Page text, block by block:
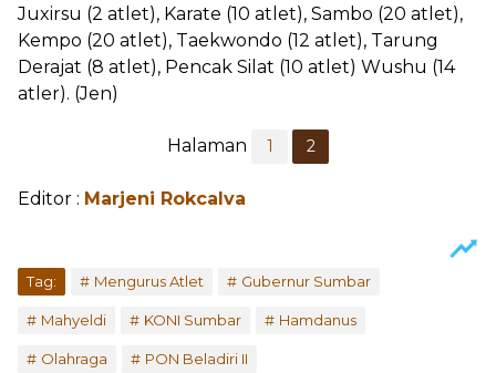
Juxirsu (2 atlet), Karate (10 atlet), Sambo (20 atlet),
Kempo (20 atlet), Taekwondo (12 atlet), Tarung
Derajat (8 atlet), Pencak Silat (10 atlet) Wushu (14
atler). (Jen)
Halaman 1 2
Editor : Marjeni Rokcalva
Tag: Mengurus Atlet Gubernur Sumbar
Mahyeldi KONI Sumbar Hamdanus
Olahraga PON Beladiri II